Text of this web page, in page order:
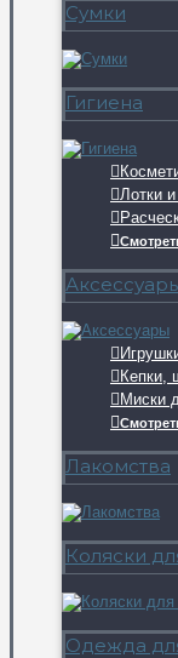
Сумки
Гигиена
Лотки
Кепки,
Миски
Лакомства
Коляски
Одежда